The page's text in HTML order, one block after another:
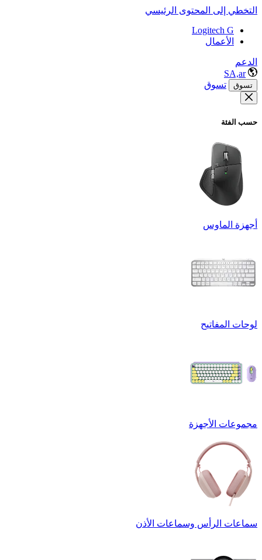
التخطي إلى المحتوى الرئيسي
Logitech G
الأعمال
الدعم
SA,ar
تسوق تسوق
حسب الفئة
أجهزة الماوس
لوحات المفاتيح
مجموعات الأجهزة
سماعات الرأس وسماعات الأذن